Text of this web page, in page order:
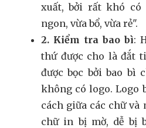
xuất, bởi rất khó có
ngon, vừa bổ, vừa rẻ".
2. Kiểm tra bao bì:
thứ được cho là đắt
được bọc bởi bao bì
không có logo. Logo
cách giữa các chữ và
chữ in bị mờ, dễ bị